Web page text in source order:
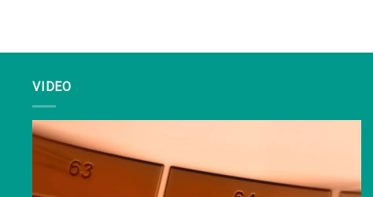
VIDEO